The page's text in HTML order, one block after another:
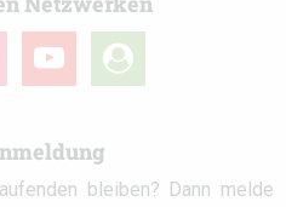
youtube
user-
circle
bleiben? Dann melde